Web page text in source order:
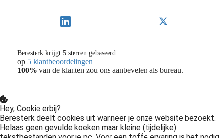
Beresterk krijgt 5 sterren gebaseerd
op 5 klantbeoordelingen
100% van de klanten zou ons aanbevelen als bureau.
Hey, Cookie erbij?
Beresterk deelt cookies uit wanneer je onze website bezoekt.
Helaas geen gevulde koeken maar kleine (tijdelijke)